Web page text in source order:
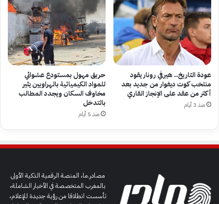
عودة التاريخ.. هيرفي رونار يقود
منتخب كوت ديفوار من جديد بعد
أكثر من عقد على الإنجاز القاري
منذ 3 أيام
حريق مهول بمستودع عشوائي
للمواد الكيميائية بالهراويين يثير
مخاوف السكان ويجدد المطالب
بالتدخل
منذ 5 أيام
مصادر.ما، المنصة الرقمية الذكية الأولى
بالمغرب المتخصصة في الأخبار الشاملة،
تأسست انطلاقا من رؤية جديدة للإعلام،